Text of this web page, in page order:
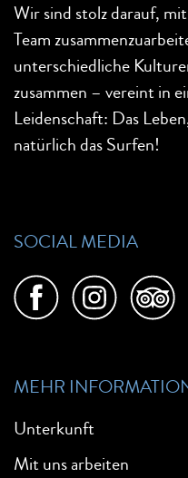
Wir sind stolz darauf,
Team
unterschiedliche
zusammen – vereint in
Leidenschaft: Das
natürlich das Surfen!
SOCIAL MEDIA
MEHR
Unterkunft
Mit uns arbeiten